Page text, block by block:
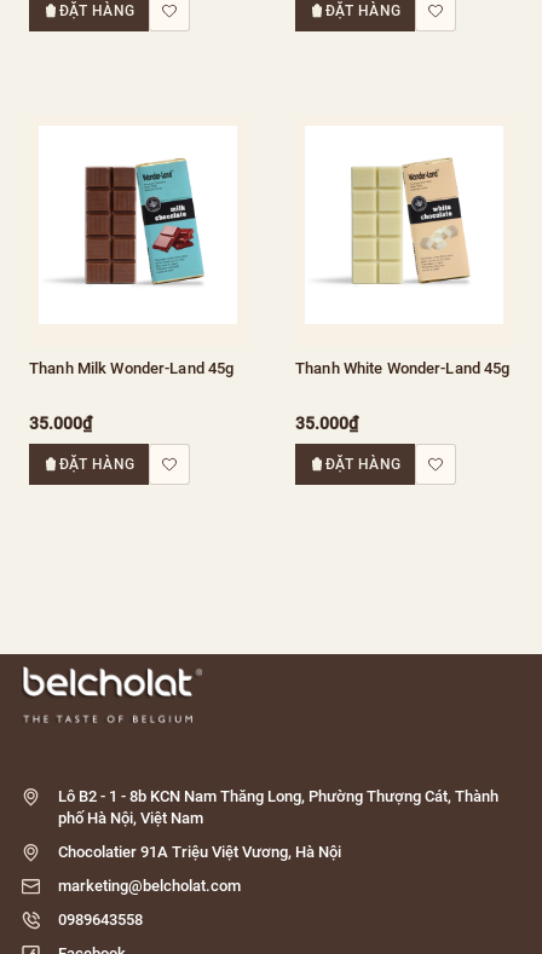
ĐẶT HÀNG ĐẶT HÀNG
Thanh Milk Wonder-Land 45g
35.000₫
ĐẶT HÀNG
Thanh White Wonder-Land 45g
35.000₫
ĐẶT HÀNG
Lô B2 - 1 - 8b KCN Nam Thăng Long, Phường Thượng Cát, Thành
phố Hà Nội, Việt Nam
Chocolatier 91A Triệu Việt Vương, Hà Nội
marketing@belcholat.com
0989643558